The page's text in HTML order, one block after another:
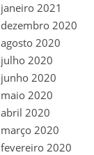
janeiro 2021
dezembro 2020
agosto 2020
julho 2020
junho 2020
maio 2020
abril 2020
março 2020
fevereiro 2020